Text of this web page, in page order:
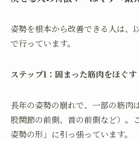
姿勢を根本から改善できる人は、
で行っています。
ステップ1：固まった筋肉をほぐす
長年の姿勢の崩れで、一部の筋肉
股関節の前側、首の前側など）。
姿勢の形」に引っ張っています。